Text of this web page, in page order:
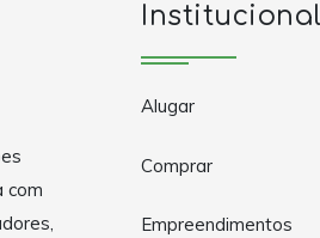
com
Institucional
Alugar
Comprar
Empreendimentos